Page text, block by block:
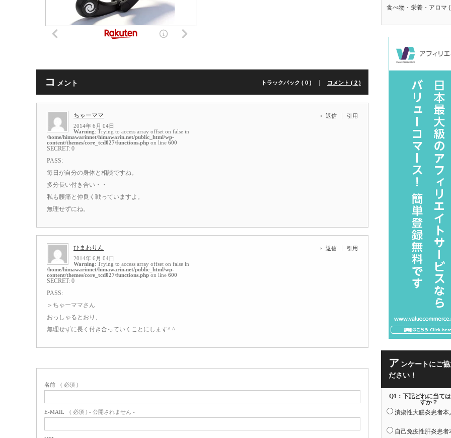
コ メント トラックバック ( 0 ) コメント ( 2 )
ちゃーママ
2014年 6月 04日
Warning: Trying to access array offset on false in
/home/himawarinnet/himawarin.net/public_html/wp-
content/themes/core_tcd027/functions.php on line 600
返信 引用
SECRET: 0
PASS:
毎日が自分の身体と相談ですね。
多分長い付き合い・・
私も腰痛と仲良く戦っていますよ。
無理せずにね。
ひまわりん
2014年 6月 04日
Warning: Trying to access array offset on false in
/home/himawarinnet/himawarin.net/public_html/wp-
content/themes/core_tcd027/functions.php on line 600
返信 引用
SECRET: 0
PASS:
＞ちゃーママさん
おっしゃるとおり、
無理せずに長く付き合っていくことにします^ ^
名前 ( 必須 )
E-MAIL ( 必須 ) - 公開されません -
食べ物・栄養・アロマ
ア ンケートにご
ださい！
Q1：下記どれに当て
すか？
潰瘍性大腸炎患者本
自己免疫性肝炎患者